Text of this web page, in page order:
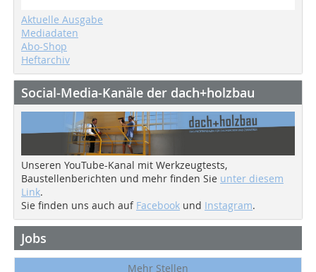
Aktuelle Ausgabe
Mediadaten
Abo-Shop
Heftarchiv
Social-Media-Kanäle der dach+holzbau
Unseren YouTube-Kanal mit Werkzeugtests,
Baustellenberichten und mehr finden Sie unter diesem
Link.
Sie finden uns auch auf Facebook und Instagram.
Jobs
Mehr Stellen